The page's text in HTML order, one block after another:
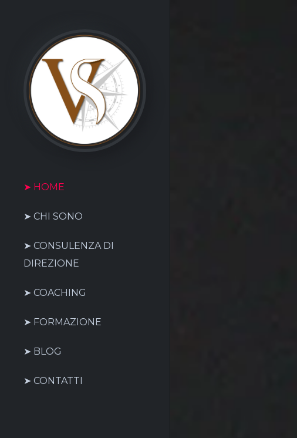
➤ HOME
➤ CHI SONO
➤ CONSULENZA DI
DIREZIONE
➤ COACHING
➤ FORMAZIONE
➤ BLOG
➤ CONTATTI